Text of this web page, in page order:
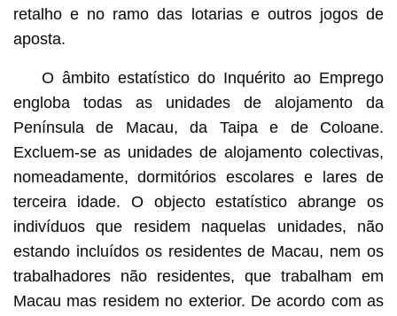
retalho e no ramo das lotarias e outros jogos de
aposta.
O âmbito estatístico do Inquérito ao Emprego
engloba todas as unidades de alojamento da
Península de Macau, da Taipa e de Coloane.
Excluem-se as unidades de alojamento colectivas,
nomeadamente, dormitórios escolares e lares de
terceira idade. O objecto estatístico abrange os
indivíduos que residem naquelas unidades, não
estando incluídos os residentes de Macau, nem os
trabalhadores não residentes, que trabalham em
Macau mas residem no exterior. De acordo com as